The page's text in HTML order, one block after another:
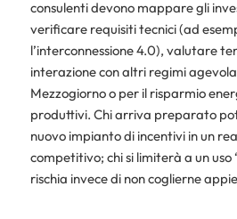
consulenti devono mappare gli
verificare requisiti tecnici (ad
l’interconnessione 4.0), valutare
interazione con altri regimi
Mezzogiorno o per il risparmio
produttivi. Chi arriva preparato
nuovo impianto di incentivi in un
competitivo; chi si limiterà a un uso
rischia invece di non coglierne